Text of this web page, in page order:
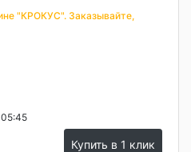
"КРОКУС". Заказывайте,
Купить в 1 клик